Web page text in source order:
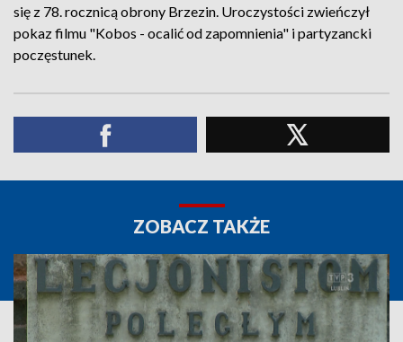
się z 78. rocznicą obrony Brzezin. Uroczystości zwieńczył
pokaz filmu "Kobos - ocalić od zapomnienia" i partyzancki
poczęstunek.
ZOBACZ TAKŻE